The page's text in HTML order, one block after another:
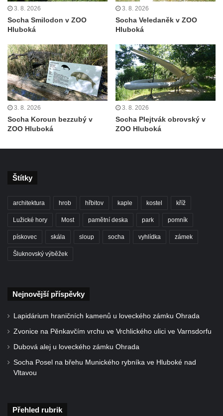
Sloup Nejsvětější Trojice v Bakově nad
Sloup Panny Marie v Miletíně
Sloup Panny Marie v Lomnici nad Popelkou
Sloup Panny Marie v Novém Bydžově
Sloup (pilíř) Panny Marie v Jezvé
Sloup Panny Marie v Horní Libchavě
Sloup Panny Marie v Hodkovicích nad
Sloup Panny Marie v Osečné
Sloup svatého Antonína Paduánského v
Kopci
Boží muka v Hejnicích
Sloup svatého Jana Nepomuckého v Plané
Sloup Panny Marie Bolestné v Chodové
3. 8. 2026
Socha Smilodon v ZOO
Hluboká
3. 8. 2026
Socha Veledaněk v ZOO
Hluboká
3. 8. 2026
Socha Koroun bezzubý v
ZOO Hluboká
3. 8. 2026
Socha Plejtvák obrovský v
ZOO Hluboká
Štítky
architektura hrob hřbitov kaple kostel kříž
Lužické hory Most pamětní deska park pomník
pískovec skála sloup socha vyhlídka zámek
Šluknovský výběžek
Nejnovější příspěvky
Lapidárium hraničních kamenů u loveckého zámku Ohrada
Zvonice na Pěnkavčím vrchu ve Vrchlického ulici ve Varnsdorfu
Dubová alej u loveckého zámku Ohrada
Socha Posel na břehu Munického rybníka ve Hluboké nad
Vltavou
Přehled rubrik